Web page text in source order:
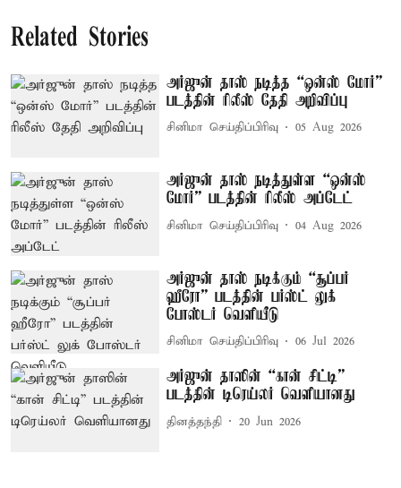
Related Stories
அர்ஜுன் தாஸ் நடித்த “ஒன்ஸ் மோர்”
படத்தின் ரிலீஸ் தேதி அறிவிப்பு
சினிமா செய்திப்பிரிவு 05 Aug 2026
அர்ஜுன் தாஸ் நடித்துள்ள “ஒன்ஸ்
மோர்” படத்தின் ரிலீஸ் அப்டேட்
சினிமா செய்திப்பிரிவு 04 Aug 2026
அர்ஜுன் தாஸ் நடிக்கும் “சூப்பர்
ஹீரோ” படத்தின் பர்ஸ்ட் லுக்
போஸ்டர் வெளியீடு
சினிமா செய்திப்பிரிவு 06 Jul 2026
அர்ஜுன் தாஸின் “கான் சிட்டி”
படத்தின் டிரெய்லர் வெளியானது
தினத்தந்தி 20 Jun 2026